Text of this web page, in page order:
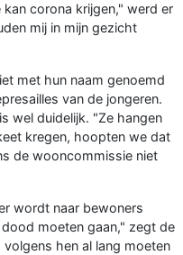
corona krijgen," werd er
mij in mijn gezicht
met hun naam genoemd
van de jongeren.
wel duidelijk. "Ze hangen
kregen, hoopten we dat
de wooncommissie niet
wordt naar bewoners
moeten gaan," zegt de
hen al lang moeten